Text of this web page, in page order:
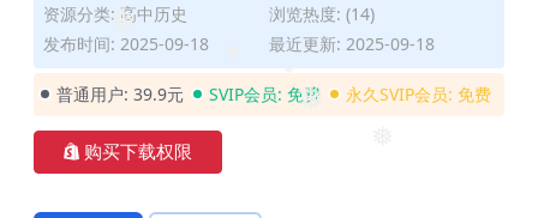
❅
❅
❅
❅
资源分类: 高中历史
浏览热度: (14)
发布时间: 2025-09-18
最近更新: 2025-09-18
普通用户: 39.9元 SVIP会员: 免费 永久SVIP会员: 免费
购买下载权限